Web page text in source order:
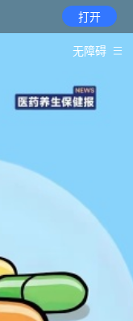
打开
无障碍